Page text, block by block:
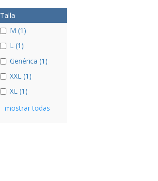
Talla
M (1)
L (1)
Genérica (1)
XXL (1)
XL (1)
mostrar todas